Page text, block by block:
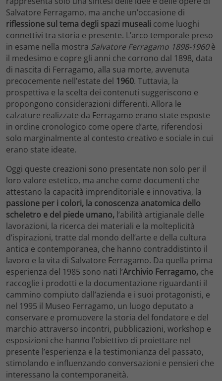
Salvatore Ferragamo, ma anche un’occasione di
riflessione sul tema degli spazi museali come luoghi
connettivi tra storia e presente. L’arco temporale preso
in esame nella mostra Salvatore Ferragamo 1898-1960è
il medesimo e copre gli anni che corrono dal 1898, data
di nascita di Ferragamo, alla sua morte, avvenuta
precocemente nell’estate del 1960. Tuttavia, la
prospettiva e la scelta dei contenuti suggeriscono e
propongono considerazioni differenti. Allora le
calzature realizzate da Ferragamo erano state esposte
in ordine cronologico come opere d’arte, riferendosi
solo marginalmente al contesto creativo e sociale in cui
erano state ideate.
Oggi queste creazioni sono presentate non solo per il
loro valore estetico, ma anche come documenti che
attestano la capacità imprenditoriale e innovativa, la
passione per i colori, la conoscenza anatomica dello
scheletro e del piede umano, l’abilità artigianale delle
lavorazioni, la ricerca dei materiali e la molteplicità
d’ispirazioni, tratte dal mondo dell’arte e della cultura
antica e contemporanea, che hanno contraddistinto il
lavoro e la vita di Salvatore Ferragamo. Da quella prima
esperienza del 1985 sono nati l’Archivio Ferragamo, che
raccoglie i prodotti e la documentazione riguardanti il
cammino compiuto dall’azienda e i suoi protagonisti, e
nel 1995 il Museo Ferragamo, un luogo deputato a
conservare e promuovere la storia del fondatore e del
marchio attraverso incontri, pubblicazioni, workshop e
esposizioni che hanno l’obiettivo di proiettare nel
presente l’esperienza e la testimonianza del passato,
stimolando e influenzando conversazioni e pensieri che
interessano la contemporaneità.